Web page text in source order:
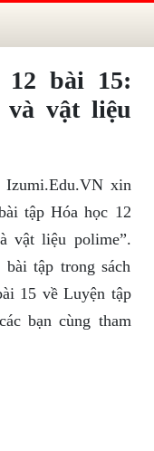
bài 15:
và vật liệu
Izumi.Edu.VN xin
tập Hóa học 12
vật liệu polime”.
tập trong sách
15 về Luyện tập
bạn cùng tham